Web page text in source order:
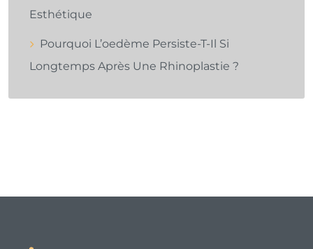
Esthétique
Pourquoi L’oedème Persiste-T-Il Si
Longtemps Après Une Rhinoplastie ?